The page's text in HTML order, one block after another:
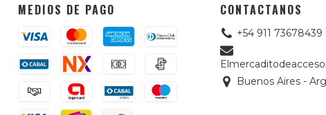
MEDIOS DE PAGO CONTACTANOS
+54 911 73678439
Buenos Aires -